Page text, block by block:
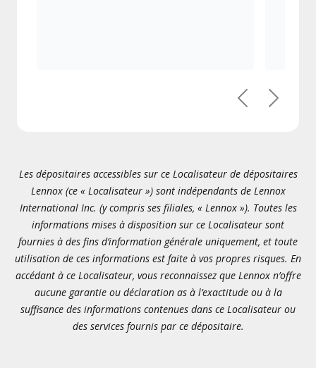
PrécédentSuivant
Les dépositaires accessibles sur ce Localisateur de dépositaires
Lennox (ce « Localisateur ») sont indépendants de Lennox
International Inc. (y compris ses filiales, « Lennox »). Toutes les
informations mises à disposition sur ce Localisateur sont
fournies à des fins d’information générale uniquement, et toute
utilisation de ces informations est faite à vos propres risques. En
accédant à ce Localisateur, vous reconnaissez que Lennox n’offre
aucune garantie ou déclaration as à l’exactitude ou à la
suffisance des informations contenues dans ce Localisateur ou
des services fournis par ce dépositaire.